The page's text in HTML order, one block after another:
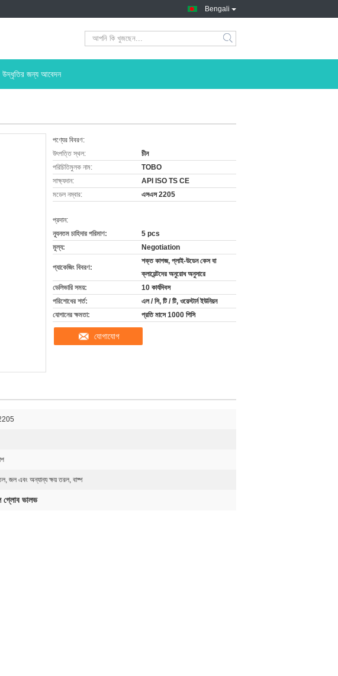
Bengali
উদ্ধৃতির জন্য আবেদন
পণ্যের বিবরণ:
উৎপত্তি স্থল:
চীন
পরিচিতিমুলক নাম:
TOBO
সাক্ষ্যদান:
API ISO TS CE
মডেল নম্বার:
এসএস 2205
প্রদান:
ন্যূনতম চাহিদার পরিমাণ:
5 pcs
মূল্য:
Negotiation
প্যাকেজিং বিবরণ:
শক্ত কাগজ, প্লাই-উডেন কেস বা
ক্লায়েন্টদের অনুরোধ অনুসারে
ডেলিভারি সময়:
10 কার্যদিবস
পরিশোধের শর্ত:
এল / সি, টি / টি, ওয়েস্টার্ন ইউনিয়ন
যোগানের ক্ষমতা:
প্রতি মাসে 1000 পিসি
যোগাযোগ
জল এবং অন্যান্য ক্ষয় তরল, বাষ্প
গ্লোব ভালভ